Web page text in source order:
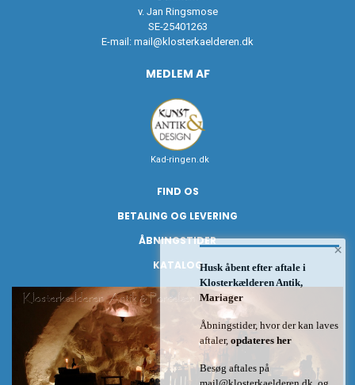
v. Jan Ringsmose
SE-25401263
E-mail: mail@klosterkaelderen.dk
MEDLEM AF
Kad-ringen.dk
FIND OS
BETALING OG LEVERING
ÅBNINGSTIDER
KATALOG
×
Husk åbent efter aftale i
Klosterkælderen Antik,
Mariager
Åbningstider, hvor der kan laves
aftaler, opdateres her
Besøg aftales på